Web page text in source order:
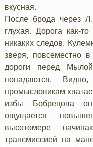
вкусная.
После брода через
глухая. Дорога как-
никаких следов.
зверя, повсеместно
дороги перед
попадаются.
промысловикам
избы Бобрецова
ощущается
высотомере
трансмиссией на